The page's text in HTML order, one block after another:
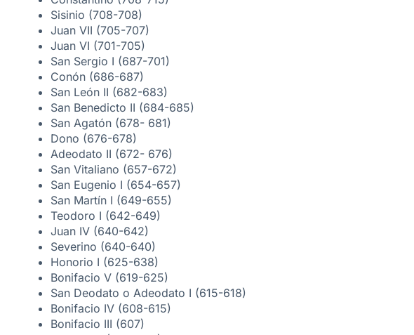
Sisinio (708-708)
Juan VII (705-707)
Juan VI (701-705)
San Sergio I (687-701)
Conón (686-687)
San León II (682-683)
San Benedicto II (684-685)
San Agatón (678- 681)
Dono (676-678)
Adeodato II (672- 676)
San Vitaliano (657-672)
San Eugenio I (654-657)
San Martín I (649-655)
Teodoro I (642-649)
Juan IV (640-642)
Severino (640-640)
Honorio I (625-638)
Bonifacio V (619-625)
San Deodato o Adeodato I (615-618)
Bonifacio IV (608-615)
Bonifacio III (607)